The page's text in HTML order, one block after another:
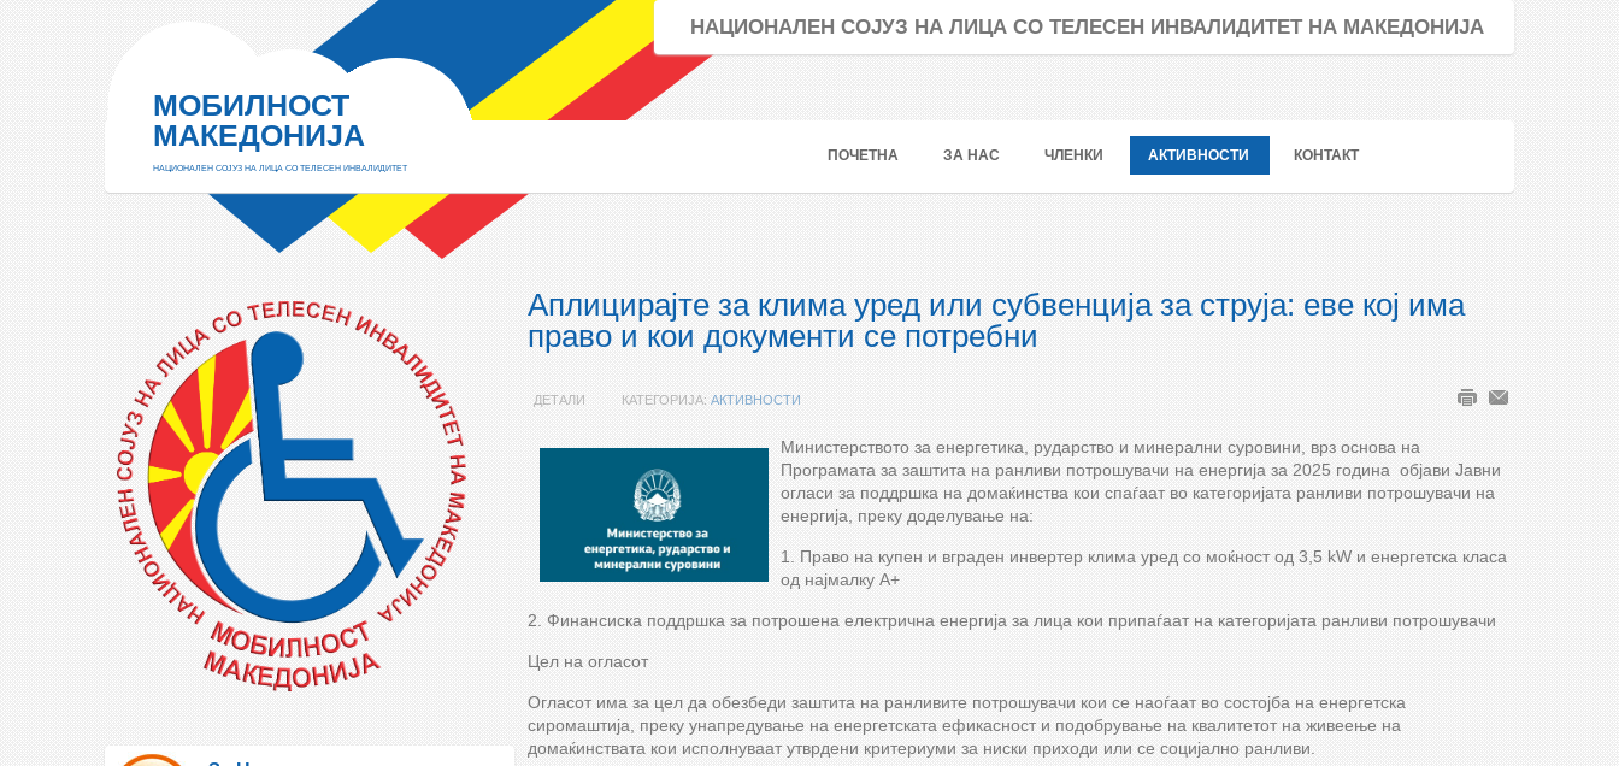
НАЦИОНАЛЕН СОЈУЗ НА ЛИЦА СО ТЕЛЕСЕН ИНВАЛИДИТЕТ НА МАКЕДОНИЈА
МОБИЛНОСТ
МАКЕДОНИЈА
НАЦИОНАЛЕН СОЈУЗ НА ЛИЦА СО ТЕЛЕСЕН ИНВАЛИДИТЕТ
ПОЧЕТНА ЗА НАС ЧЛЕНКИ АКТИВНОСТИ КОНТАКТ
Аплицирајте за клима уред или субвенција за струја: еве кој има
право и кои документи се потребни
ДЕТАЛИ КАТЕГОРИЈА: АКТИВНОСТИ
Министерството за енергетика, рударство и минерални суровини, врз основа на
Програмата за заштита на ранливи потрошувачи на енергија за 2025 година објави Јавни
огласи за поддршка на домаќинства кои спаѓаат во категоријата ранливи потрошувачи на
енергија, преку доделување на:
1. Право на купен и вграден инвертер клима уред со моќност од 3,5 kW и енергетска класа
од најмалку А+
2. Финансиска поддршка за потрошена електрична енергија за лица кои припаѓаат на категоријата ранливи потрошувачи
Цел на огласот
Огласот има за цел да обезбеди заштита на ранливите потрошувачи кои се наоѓаат во состојба на енергетска
сиромаштија, преку унапредување на енергетската ефикасност и подобрување на квалитетот на живеење на
домаќинствата кои исполнуваат утврдени критериуми за ниски приходи или се социјално ранливи.